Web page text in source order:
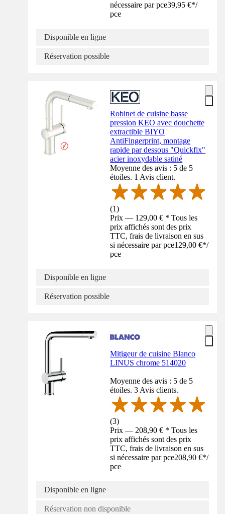
nécessaire par pce39,95 €*/
pce
Disponible en ligne
Réservation possible
Robinet de cuisine basse
pression KEO avec douchette
extractible BIYO
AntiFingerprint, montage
rapide par dessous "Quickfix"
acier inoxydable satiné
Moyenne des avis : 5 de 5
étoiles. 1 Avis client.
(1)
Prix — 129,00 € * Tous les
prix affichés sont des prix
TTC, frais de livraison en sus
si nécessaire par pce129,00 €*/
pce
Disponible en ligne
Réservation possible
Mitigeur de cuisine Blanco
LINUS chrome 514020
Moyenne des avis : 5 de 5
étoiles. 3 Avis clients.
(3)
Prix — 208,90 € * Tous les
prix affichés sont des prix
TTC, frais de livraison en sus
si nécessaire par pce208,90 €*/
pce
Disponible en ligne
Réservation non disponible